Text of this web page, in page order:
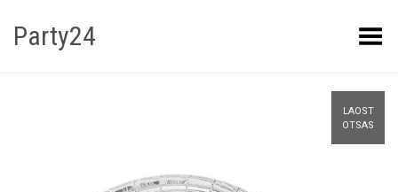
Party24 Kuva menüü
LAOST
OTSAS